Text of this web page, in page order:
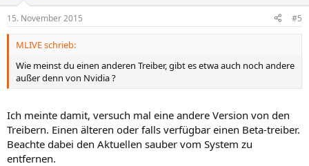
15. November 2015 #5
MLIVE schrieb:
Wie meinst du einen anderen Treiber, gibt es etwa auch noch andere
außer denn von Nvidia ?
Ich meinte damit, versuch mal eine andere Version von den
Treibern. Einen älteren oder falls verfügbar einen Beta-treiber.
Beachte dabei den Aktuellen sauber vom System zu
entfernen.